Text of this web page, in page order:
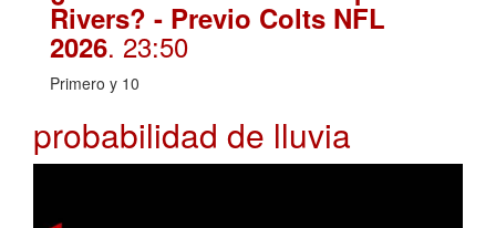
Rivers? - Previo Colts NFL
2026. 23:50
Primero y 10
probabilidad de lluvia